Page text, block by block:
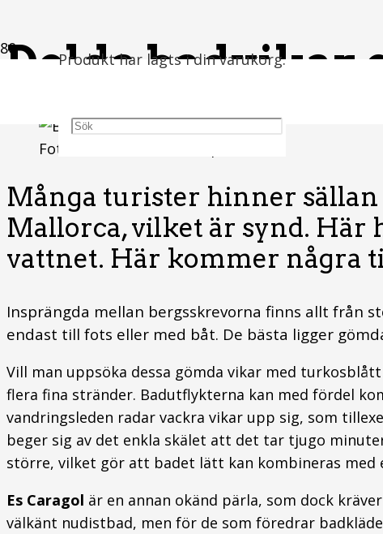
Produkthar lagts i din varukorg.
Dolda badvikar
Foto: Artem Zhukov/Unsplash.
Många turister hinner
Mallorca, vilket är synd. Här
vattnet. Här kommer några
Insprängda mellan bergsskrevorna finns allt från
endast till fots eller med båt. De bästa ligger
Vill man uppsöka dessa gömda vikar med
flera fina stränder. Badutflykterna kan med fördel
vandringsleden radar vackra vikar upp sig, som
beger sig av det enkla skälet att det tar tjugo
större, vilket gör att badet lätt kan kombineras
Es Caragol är en annan okänd pärla, som dock
välkänt nudistbad, men för de som föredrar